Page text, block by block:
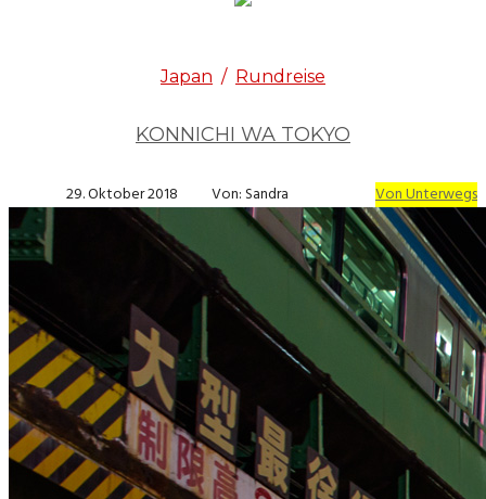
Japan / Rundreise
KONNICHI WA TOKYO
29. Oktober 2018 Von: Sandra Von Unterwegs